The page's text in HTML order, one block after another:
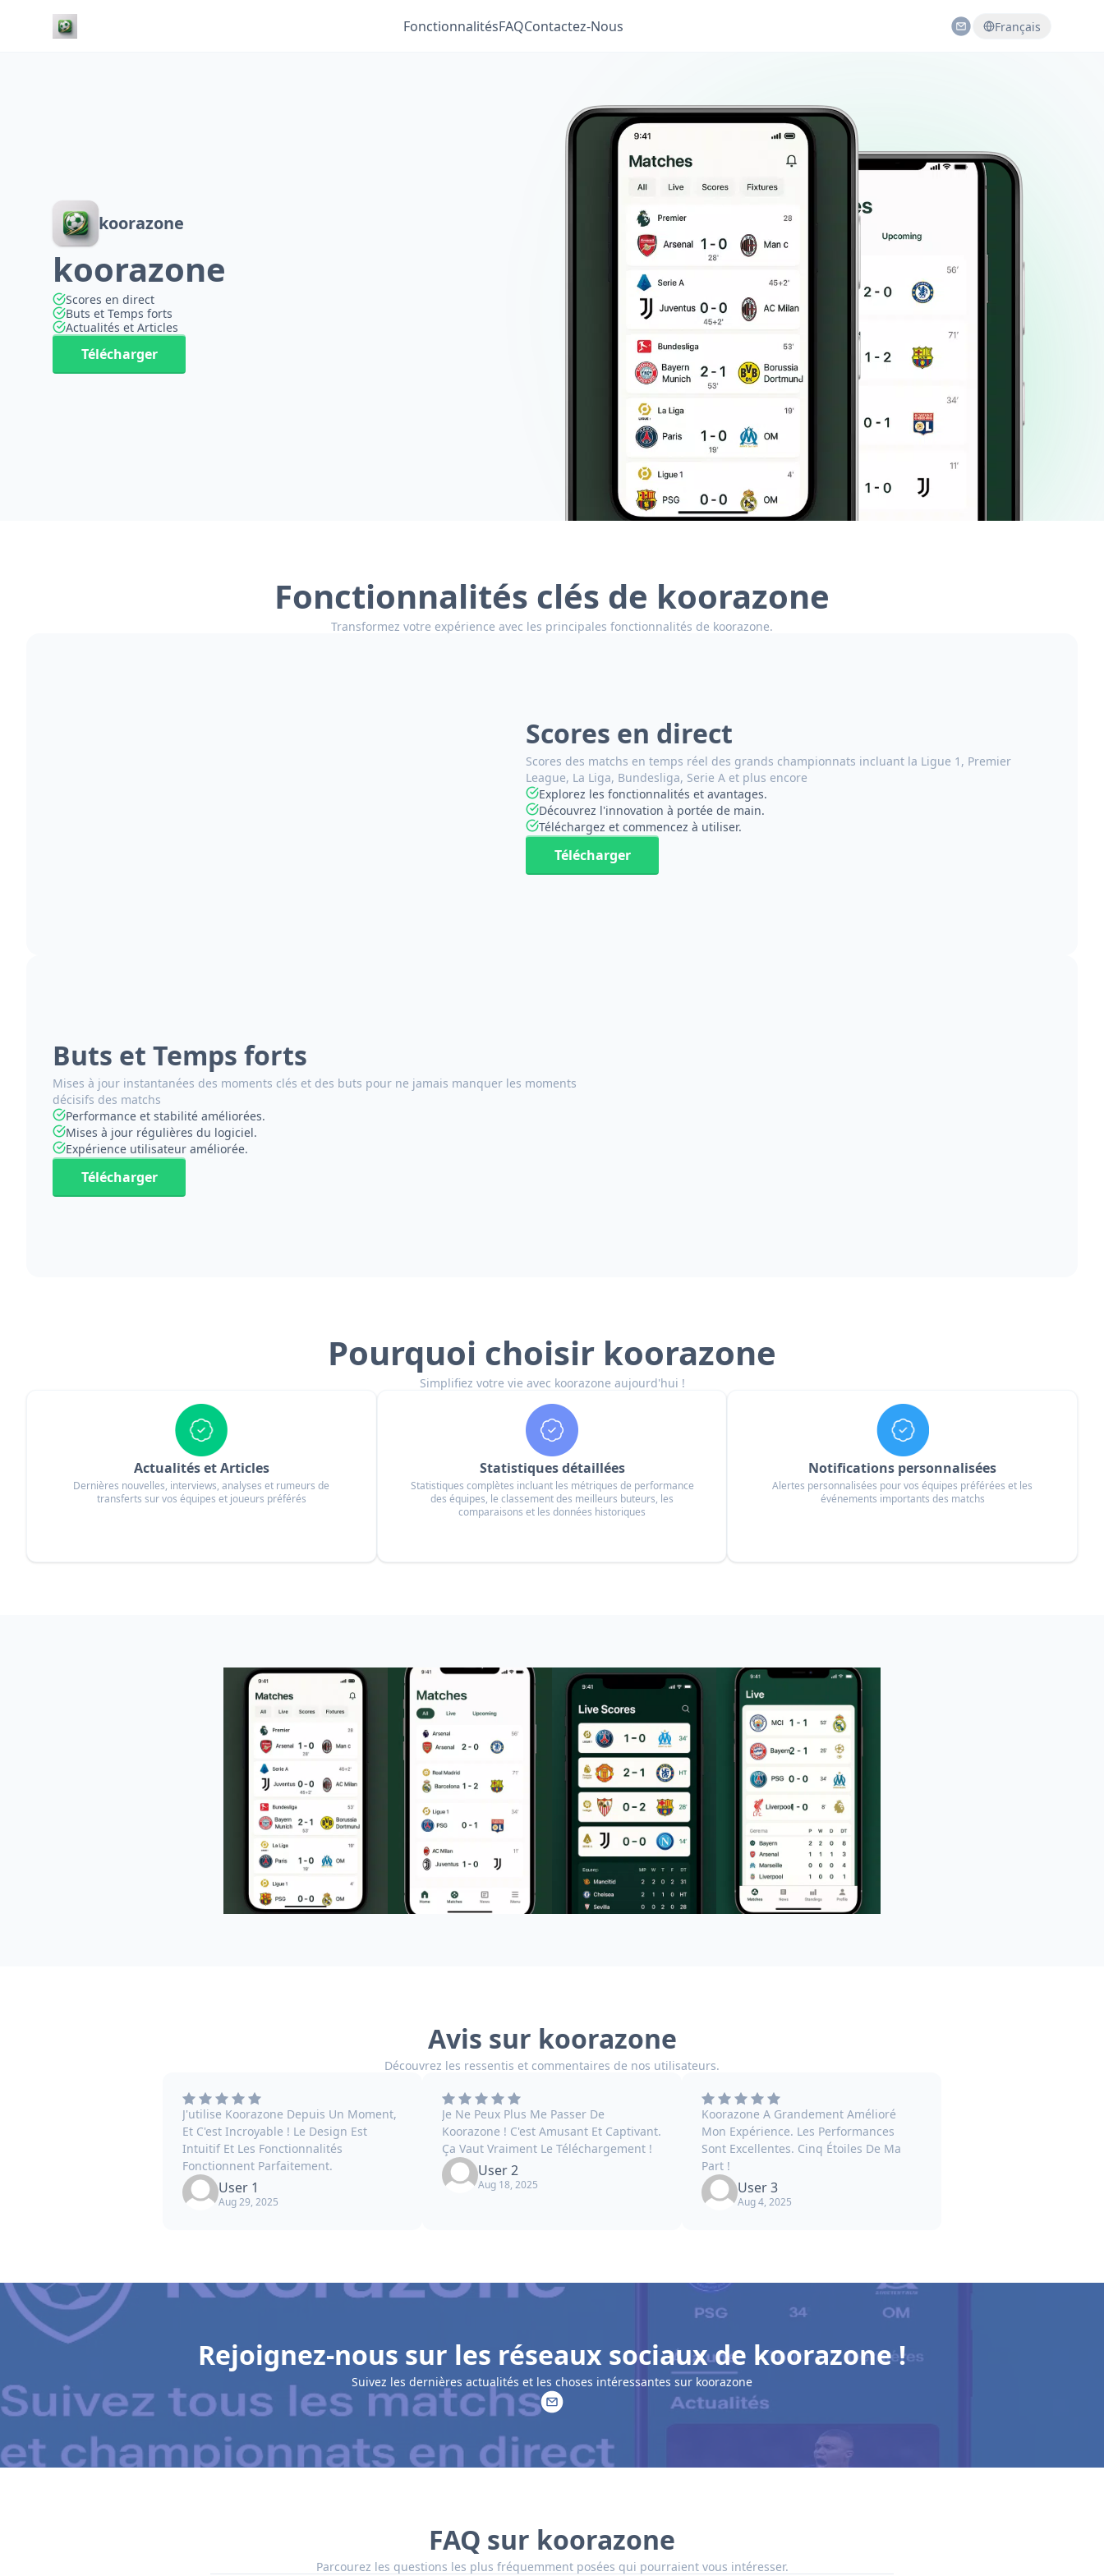
FonctionnalitésFAQContactez-Nous Français
koorazone
koorazone
Scores en direct
Buts et Temps forts
Actualités et Articles
Télécharger
Fonctionnalités clés de koorazone
Transformez votre expérience avec les principales fonctionnalités de koorazone.
Scores en direct
Scores des matchs en temps réel des grands championnats incluant la Ligue 1, Premier
League, La Liga, Bundesliga, Serie A et plus encore
Explorez les fonctionnalités et avantages.
Découvrez l'innovation à portée de main.
Téléchargez et commencez à utiliser.
Télécharger
Buts et Temps forts
Mises à jour instantanées des moments clés et des buts pour ne jamais manquer les moments
décisifs des matchs
Performance et stabilité améliorées.
Mises à jour régulières du logiciel.
Expérience utilisateur améliorée.
Télécharger
Pourquoi choisir koorazone
Simplifiez votre vie avec koorazone aujourd'hui !
Actualités et Articles
Dernières nouvelles, interviews, analyses et rumeurs de
transferts sur vos équipes et joueurs préférés
Statistiques détaillées
Statistiques complètes incluant les métriques de performance
des équipes, le classement des meilleurs buteurs, les
comparaisons et les données historiques
Notifications personnalisées
Alertes personnalisées pour vos équipes préférées et les
événements importants des matchs
Avis sur koorazone
Découvrez les ressentis et commentaires de nos utilisateurs.
J'utilise Koorazone Depuis Un Moment,
Et C'est Incroyable ! Le Design Est
Intuitif Et Les Fonctionnalités
Fonctionnent Parfaitement.
User 1
Aug 29, 2025
Je Ne Peux Plus Me Passer De
Koorazone ! C'est Amusant Et Captivant.
Ça Vaut Vraiment Le Téléchargement !
User 2
Aug 18, 2025
Koorazone A Grandement Amélioré
Mon Expérience. Les Performances
Sont Excellentes. Cinq Étoiles De Ma
Part !
User 3
Aug 4, 2025
Rejoignez-nous sur les réseaux sociaux de koorazone !
Suivez les dernières actualités et les choses intéressantes sur koorazone
FAQ sur koorazone
Parcourez les questions les plus fréquemment posées qui pourraient vous intéresser.